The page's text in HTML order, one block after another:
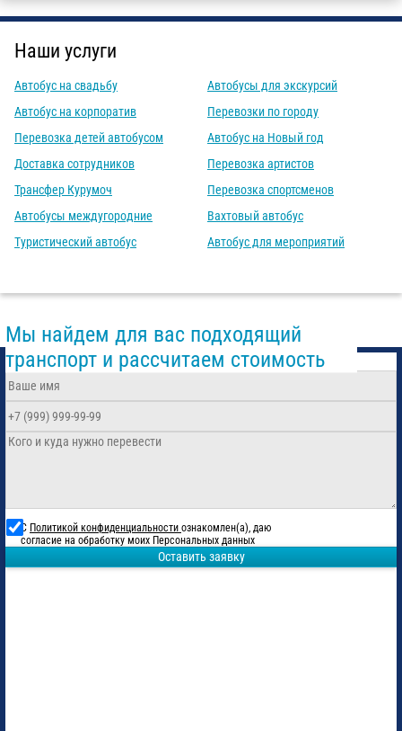
Наши услуги
Автобус на свадьбу
Автобус на корпоратив
Перевозка детей автобусом
Доставка сотрудников
Трансфер Курумоч
Автобусы междугородние
Туристический автобус
Автобусы для экскурсий
Перевозки по городу
Автобус на Новый год
Перевозка артистов
Перевозка спортсменов
Вахтовый автобус
Автобус для мероприятий
Мы найдем для вас подходящий
транспорт и рассчитаем стоимость
С Политикой конфиденциальности ознакомлен(а), даю
согласие на обработку моих Персональных данных
Оставить заявку